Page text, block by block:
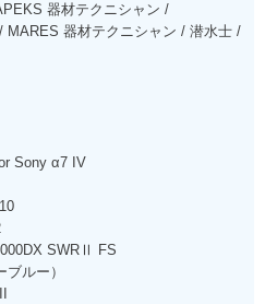
器材テクニシャン /
MARES 器材テクニシャン / 潜水士 /
Sony α7 IV
SWRⅡ FS
ルー）